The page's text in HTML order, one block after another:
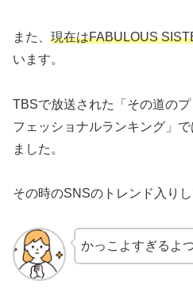
また、 現在はFABULOUS
います。
TBSで放送された「その道の
フェッショナルランキング」
ました。
その時のSNSのトレンド入りし
かっこよすぎるよ